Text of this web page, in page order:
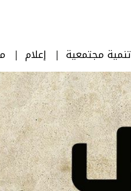
تنمية مجتمعية إعلام